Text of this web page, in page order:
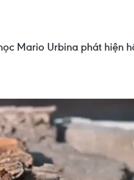
Mario Urbina phát hiện